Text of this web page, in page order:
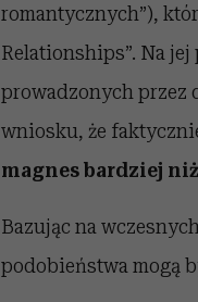
romantycznych”),
Relationships”. Na
prowadzonych przez
wniosku, że
magnes bardziej
Bazując na
podobieństwa mogą